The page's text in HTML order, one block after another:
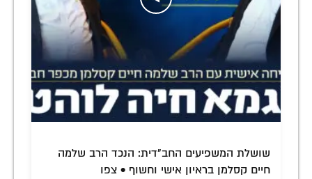
שושלת המשפיעים החב"דית: הנכד הרב שלמה
חיים קסלמן בראיון אישי וחשוף • צפו